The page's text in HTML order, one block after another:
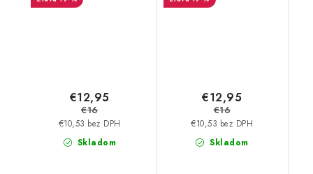
Skladom
€10,53 bez DPH
€12,95
€16
Skladom
€10,53 bez DPH
€12,95
€16